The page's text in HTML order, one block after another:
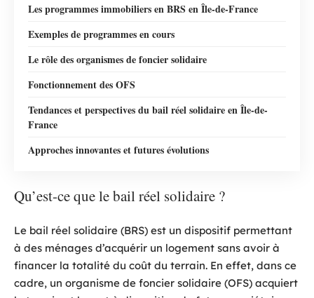
Les programmes immobiliers en BRS en Île-de-France
Exemples de programmes en cours
Le rôle des organismes de foncier solidaire
Fonctionnement des OFS
Tendances et perspectives du bail réel solidaire en Île-de-
France
Approches innovantes et futures évolutions
Qu’est-ce que le bail réel solidaire ?
Le bail réel solidaire (BRS) est un dispositif permettant
à des ménages d’acquérir un logement sans avoir à
financer la totalité du coût du terrain. En effet, dans ce
cadre, un organisme de foncier solidaire (OFS) acquiert